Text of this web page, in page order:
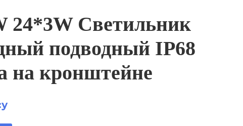
24*3W Светильник
подводный IP68
на кронштейне